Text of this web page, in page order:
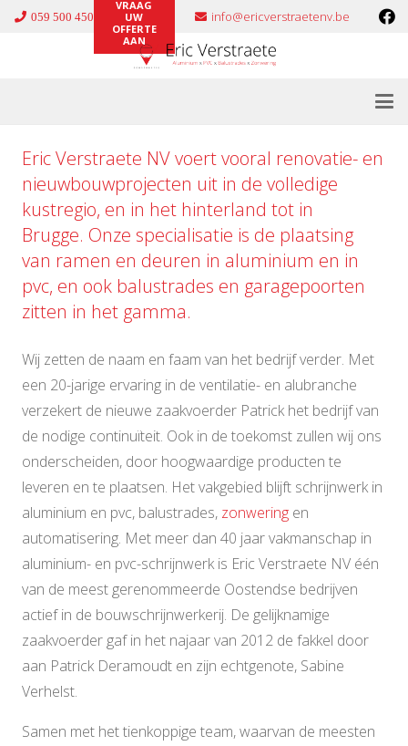
059 500 450
VRAAG
UW
OFFERTE
AAN
info@ericverstraetenv.be
Eric Verstraete NV voert vooral renovatie- en
nieuwbouwprojecten uit in de volledige
kustregio, en in het hinterland tot in
Brugge. Onze specialisatie is de plaatsing
van ramen en deuren in aluminium en in
pvc, en ook balustrades en garagepoorten
zitten in het gamma.
Wij zetten de naam en faam van het bedrijf verder. Met
een 20-jarige ervaring in de ventilatie- en alubranche
verzekert de nieuwe zaakvoerder Patrick het bedrijf van
de nodige continuïteit. Ook in de toekomst zullen wij ons
onderscheiden, door hoogwaardige producten te
leveren en te plaatsen. Het vakgebied blijft schrijnwerk in
aluminium en pvc, balustrades, zonwering en
automatisering. Met meer dan 40 jaar vakmanschap in
aluminium- en pvc-schrijnwerk is Eric Verstraete NV één
van de meest gerenommeerde Oostendse bedrijven
actief in de bouwschrijnwerkerij. De gelijknamige
zaakvoerder gaf in het najaar van 2012 de fakkel door
aan Patrick Deramoudt en zijn echtgenote, Sabine
Verhelst.
Samen met het tienkoppige team, waarvan de meesten